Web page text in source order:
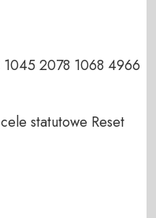
2078 1068 4966
statutowe Reset